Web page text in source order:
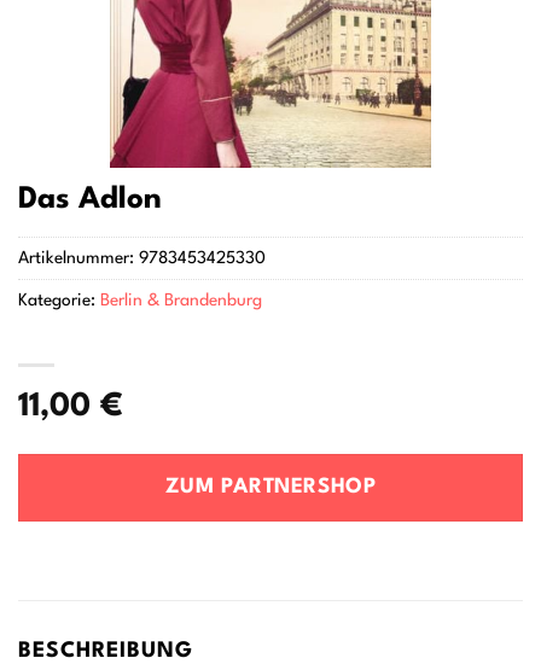
Das Adlon
11,00 €
ZUM PARTNERSHOP
Artikelnummer: 9783453425330
Kategorie: Berlin & Brandenburg
BESCHREIBUNG